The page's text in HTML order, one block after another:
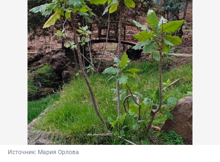
Источник: Мария Орлова